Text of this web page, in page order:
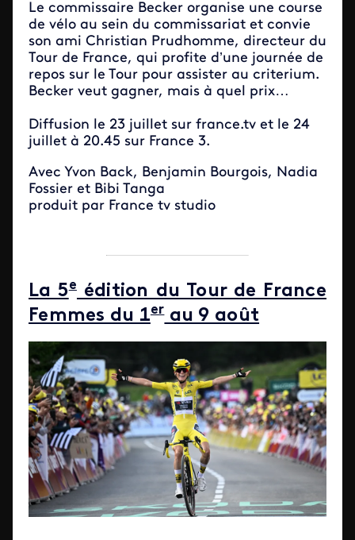
Le commissaire Becker organise une course
de vélo au sein du commissariat et convie
son ami Christian Prudhomme, directeur du
Tour de France, qui profite d’une journée de
repos sur le Tour pour assister au criterium.
Becker veut gagner, mais à quel prix…
Diffusion le 23 juillet sur france.tv et le 24
juillet à 20.45 sur France 3.
Avec Yvon Back, Benjamin Bourgois, Nadia
Fossier et Bibi Tanga
produit par France tv studio
La 5eédition du Tour de France
Femmes du 1erau 9 août